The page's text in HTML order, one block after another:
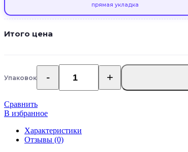
прямая укладка
Итого цена
УпаковокКоличество
товара
полимерная
SPC
плитка
Floorwood
Сравнить
В избранное
Характеристики
Отзывы (0)